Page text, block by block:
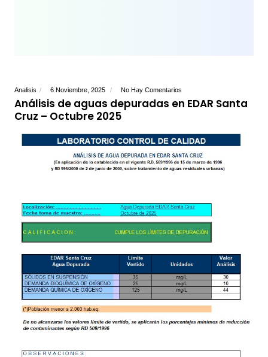
Analisis 6 Noviembre, 2025 No Hay Comentarios
Análisis de aguas depuradas en EDAR Santa
Cruz – Octubre 2025